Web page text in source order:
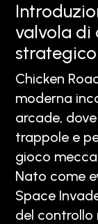
valvola di
Chicken
moderna
arcade,
trappole e
gioco
Nato come
Space
del controllo